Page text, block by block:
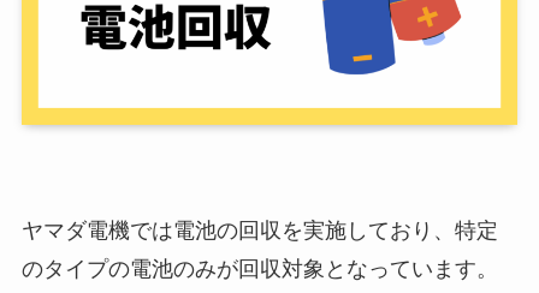
ヤマダ電機では電池の回収を実施しており、特定
のタイプの電池のみが回収対象となっています。